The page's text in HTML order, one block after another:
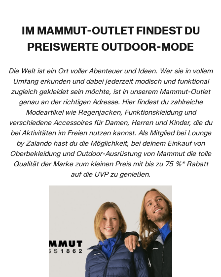
IM MAMMUT-OUTLET FINDEST DU
PREISWERTE OUTDOOR-MODE
Die Welt ist ein Ort voller Abenteuer und Ideen. Wer sie in vollem
Umfang erkunden und dabei jederzeit modisch und funktional
zugleich gekleidet sein möchte, ist in unserem Mammut-Outlet
genau an der richtigen Adresse. Hier findest du zahlreiche
Modeartikel wie Regenjacken, Funktionskleidung und
verschiedene Accessoires für Damen, Herren und Kinder, die du
bei Aktivitäten im Freien nutzen kannst. Als Mitglied bei Lounge
by Zalando hast du die Möglichkeit, bei deinem Einkauf von
Oberbekleidung und Outdoor-Ausrüstung von Mammut die tolle
Qualität der Marke zum kleinen Preis mit bis zu 75 %* Rabatt
auf die UVP zu genießen.